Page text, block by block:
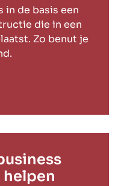
in de basis een
die in een
Zo benut je
helpen